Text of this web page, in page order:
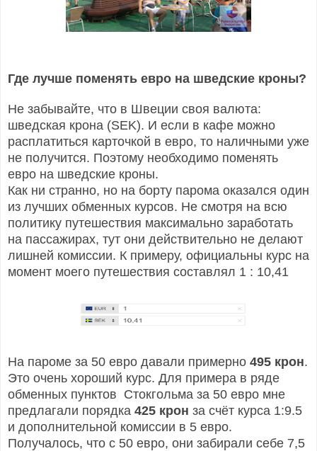
Где лучше поменять евро на шведские кроны?
Не забывайте, что в Швеции своя валюта:
шведская крона (SEK). И если в кафе можно
расплатиться карточкой в евро, то наличными уже
не получится. Поэтому необходимо поменять
евро на шведские кроны.
Как ни странно, но на борту парома оказался один
из лучших обменных курсов. Не смотря на всю
политику путешествия максимально заработать
на пассажирах, тут они действительно не делают
лишней комиссии. К примеру, официальны курс на
момент моего путешествия составлял 1 : 10,41
На пароме за 50 евро давали примерно 495 крон.
Это очень хороший курс. Для примера в ряде
обменных пунктов Стокгольма за 50 евро мне
предлагали порядка 425 крон за счёт курса 1:9.5
и дополнительной комиссии в 5 евро.
Получалось, что с 50 евро, они забирали себе 7,5